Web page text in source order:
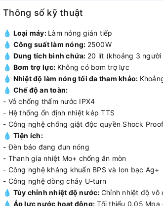
Thông số kỹ thuật
💧 Loại máy: Làm nóng gián tiếp
💧 Công suất làm nóng: 2500W
💧 Dung tích bình chứa: 20 lít (khoảng 3 người
💧 Bơm trợ lực: Không có bơm trợ lực
💧 Nhiệt độ làm nóng tối đa tham khảo:
💧 Chế độ an toàn:
- Vỏ chống thấm nước IPX4
- Hệ thống ổn định nhiệt kép TTS
- Công nghệ chống giật độc quyền Shock Proof
💧 Tiện ích:
- Đèn báo đang đun nóng
- Thanh gia nhiệt Mo+ chống ăn mòn
- Công nghệ kháng khuẩn BPS và Ion bạc Ag+
- Công nghệ dòng chảy U-turn
💧 Tùy chỉnh nhiệt độ nước: Chỉnh nhiệt độ vô
💧 Áp lực nước hoạt động: Tối thiểu 0.05 Mpa